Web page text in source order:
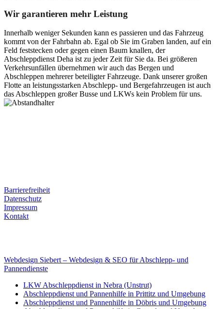
Wir garantieren mehr Leistung
Innerhalb weniger Sekunden kann es passieren und das Fahrzeug
kommt von der Fahrbahn ab. Egal ob Sie im Graben landen, auf ein
Feld feststecken oder gegen einen Baum knallen, der
Abschleppdienst Deha ist zu jeder Zeit für Sie da. Bei größeren
Verkehrsunfällen übernehmen wir auch das Bergen und
Abschleppen mehrerer beteiligter Fahrzeuge. Dank unserer großen
Flotte an leistungsstarken Abschlepp- und Bergefahrzeugen ist auch
das Abschleppen großer Busse und LKWs kein Problem für uns.
Barrierefreiheit
Datenschutz
Impressum
Kontakt
Webdesign Siebert – Webdesign & SEO für Abschlepp- und
Pannendienste
LKW Abschleppdienst in Nebra (Unstrut)
Abschleppdienst und Pannenhilfe in Prittitz und Umgebung
Abschleppdienst und Pannenhilfe in Döbris und Umgebung